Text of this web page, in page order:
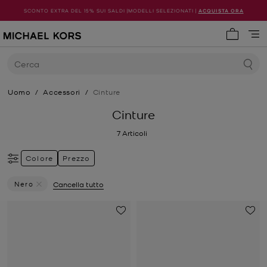
SCONTO EXTRA DEL 15% SUI SALDI |MODELLI SELEZIONATI | ACQUISTA ORA
Cerca
Uomo / Accessori / Cinture
Cinture
7 Articoli
Colore Prezzo
Nero
Cancella tutto